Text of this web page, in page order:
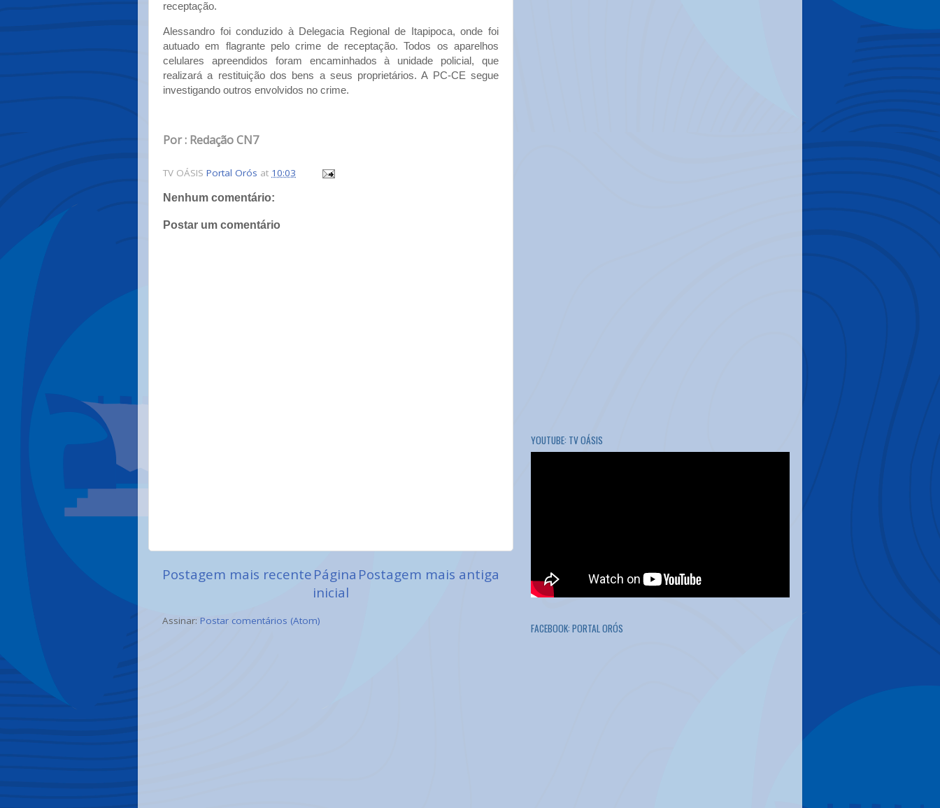
receptação.
Alessandro foi conduzido à Delegacia Regional de Itapipoca, onde foi
autuado em flagrante pelo crime de receptação. Todos os aparelhos
celulares apreendidos foram encaminhados à unidade policial, que
realizará a restituição dos bens a seus proprietários. A PC-CE segue
investigando outros envolvidos no crime.
Por : Redação CN7
TV OÁSIS Portal Orós at 10:03
Nenhum comentário:
Postar um comentário
Postagem mais recente Postagem mais antiga
Página
inicial
Assinar: Postar comentários (Atom)
YOUTUBE: TV OÁSIS
FACEBOOK: PORTAL ORÓS